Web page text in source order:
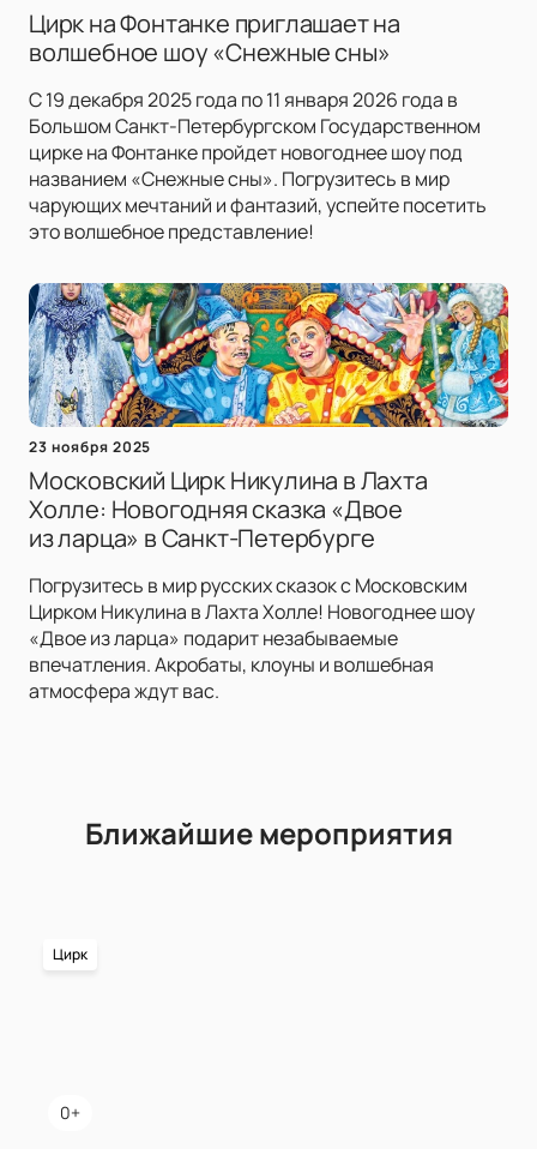
Цирк на Фонтанке приглашает на
волшебное шоу «Снежные сны»
С 19 декабря 2025 года по 11 января 2026 года в
Большом Санкт-Петербургском Государственном
цирке на Фонтанке пройдет новогоднее шоу под
названием «Снежные сны». Погрузитесь в мир
чарующих мечтаний и фантазий, успейте посетить
это волшебное представление!
23 ноября 2025
Московский Цирк Никулина в Лахта
Холле: Новогодняя сказка «Двое
из ларца» в Санкт-Петербурге
Погрузитесь в мир русских сказок с Московским
Цирком Никулина в Лахта Холле! Новогоднее шоу
«Двое из ларца» подарит незабываемые
впечатления. Акробаты, клоуны и волшебная
атмосфера ждут вас.
Ближайшие мероприятия
0+
Цирк